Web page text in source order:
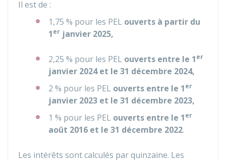
Il est de :
1,75 % pour les PEL ouverts à partir du
1er janvier 2025,
2,25 % pour les PEL ouverts entre le 1er
janvier 2024 et le 31 décembre 2024,
2 % pour les PEL ouverts entre le 1er
janvier 2023 et le 31 décembre 2023,
1 % pour les PEL ouverts entre le 1er
août 2016 et le 31 décembre 2022.
Les intérêts sont calculés par quinzaine. Les